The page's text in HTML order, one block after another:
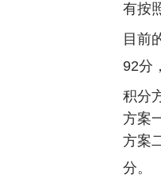
有按
目前
92分
积分
方案
方案
分。